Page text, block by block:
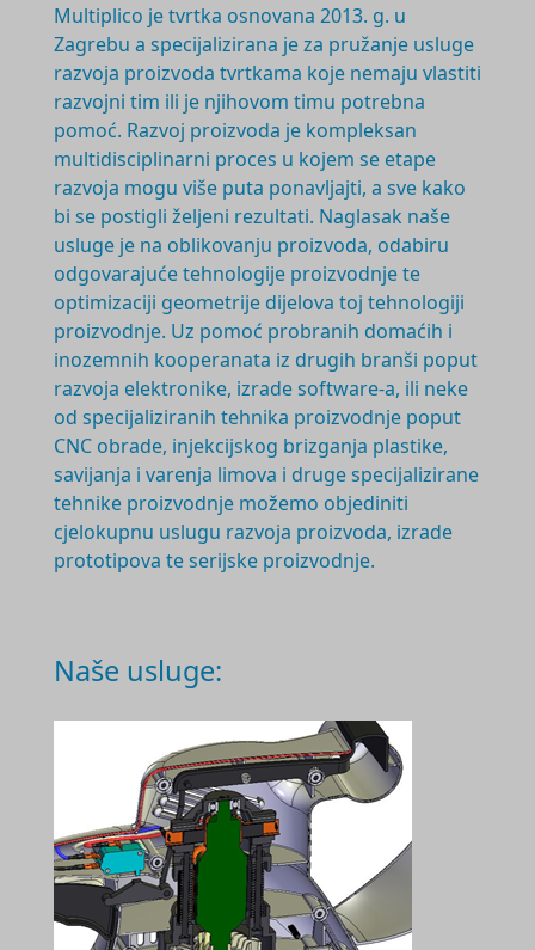
Multiplico je tvrtka osnovana 2013. g. u
Zagrebu a specijalizirana je za pružanje usluge
razvoja proizvoda tvrtkama koje nemaju vlastiti
razvojni tim ili je njihovom timu potrebna
pomoć. Razvoj proizvoda je kompleksan
multidisciplinarni proces u kojem se etape
razvoja mogu više puta ponavljajti, a sve kako
bi se postigli željeni rezultati. Naglasak naše
usluge je na oblikovanju proizvoda, odabiru
odgovarajuće tehnologije proizvodnje te
optimizaciji geometrije dijelova toj tehnologiji
proizvodnje. Uz pomoć probranih domaćih i
inozemnih kooperanata iz drugih branši poput
razvoja elektronike, izrade software-a, ili neke
od specijaliziranih tehnika proizvodnje poput
CNC obrade, injekcijskog brizganja plastike,
savijanja i varenja limova i druge specijalizirane
tehnike proizvodnje možemo objediniti
cjelokupnu uslugu razvoja proizvoda, izrade
prototipova te serijske proizvodnje.
Naše usluge: